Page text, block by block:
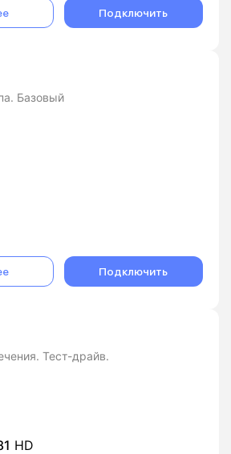
Подключить
Базовый
Подключить
Тест-драйв.
HD